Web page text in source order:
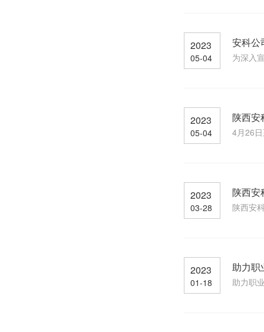
2023
05-04
安科公
为深入
2023
05-04
陕西安
4月26
2023
03-28
陕西安
陕西安
2023
01-18
助力职
助力职